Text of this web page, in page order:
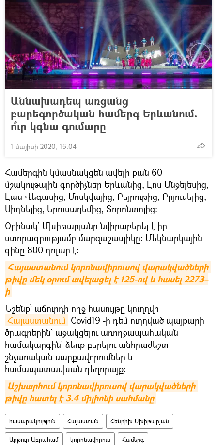
Աննախադեպ առցանց
բարեգործական համերգ Երևանում.
ո՞ւր կգնա գումարը
1 մայիսի 2020, 15:04
Համերգին կմասնակցեն ավելի քան 60
մշակութային գործիչներ Երևանից, Լոս Անջելեսից,
Լաս Վեգասից, Մոսկվայից, Բեյրութից, Բրյուսելից,
Սիդնեյից, Երուսաղեմից, Տորոնտոյից:
Օրինակ` Մխիթարյանը նվիրաբերել է իր
ստորագրությամբ մարզաշապիկը: Մեկնարկային
գինը 800 դոլար է:
Հայաստանում կորոնավիրուսով վարակվածների
թիվը մեկ օրում ավելացել է 125-ով և հասել 2273–
ի
Նշենք՝ աճուրդի ողջ հասույթը կուղղվի
Հայաստանում Covid19 -ի դեմ ուղղված պայքարի
ծրագրերին՝ աջակցելու առողջապահական
համակարգին՝ ձեռք բերելու անհրաժեշտ
շնչառական սարքավորումներ և
համապատասխան դեղորայք:
Աշխարհում կորոնավիրուսով վարակվածների
թիվը հատել է 3.4 միլիոնի սահմանը
հասարակություն Հայաստան Հենրիխ Մխիթարյան
Արթուր Աբրահամ կորոնավիրուս Համերգ